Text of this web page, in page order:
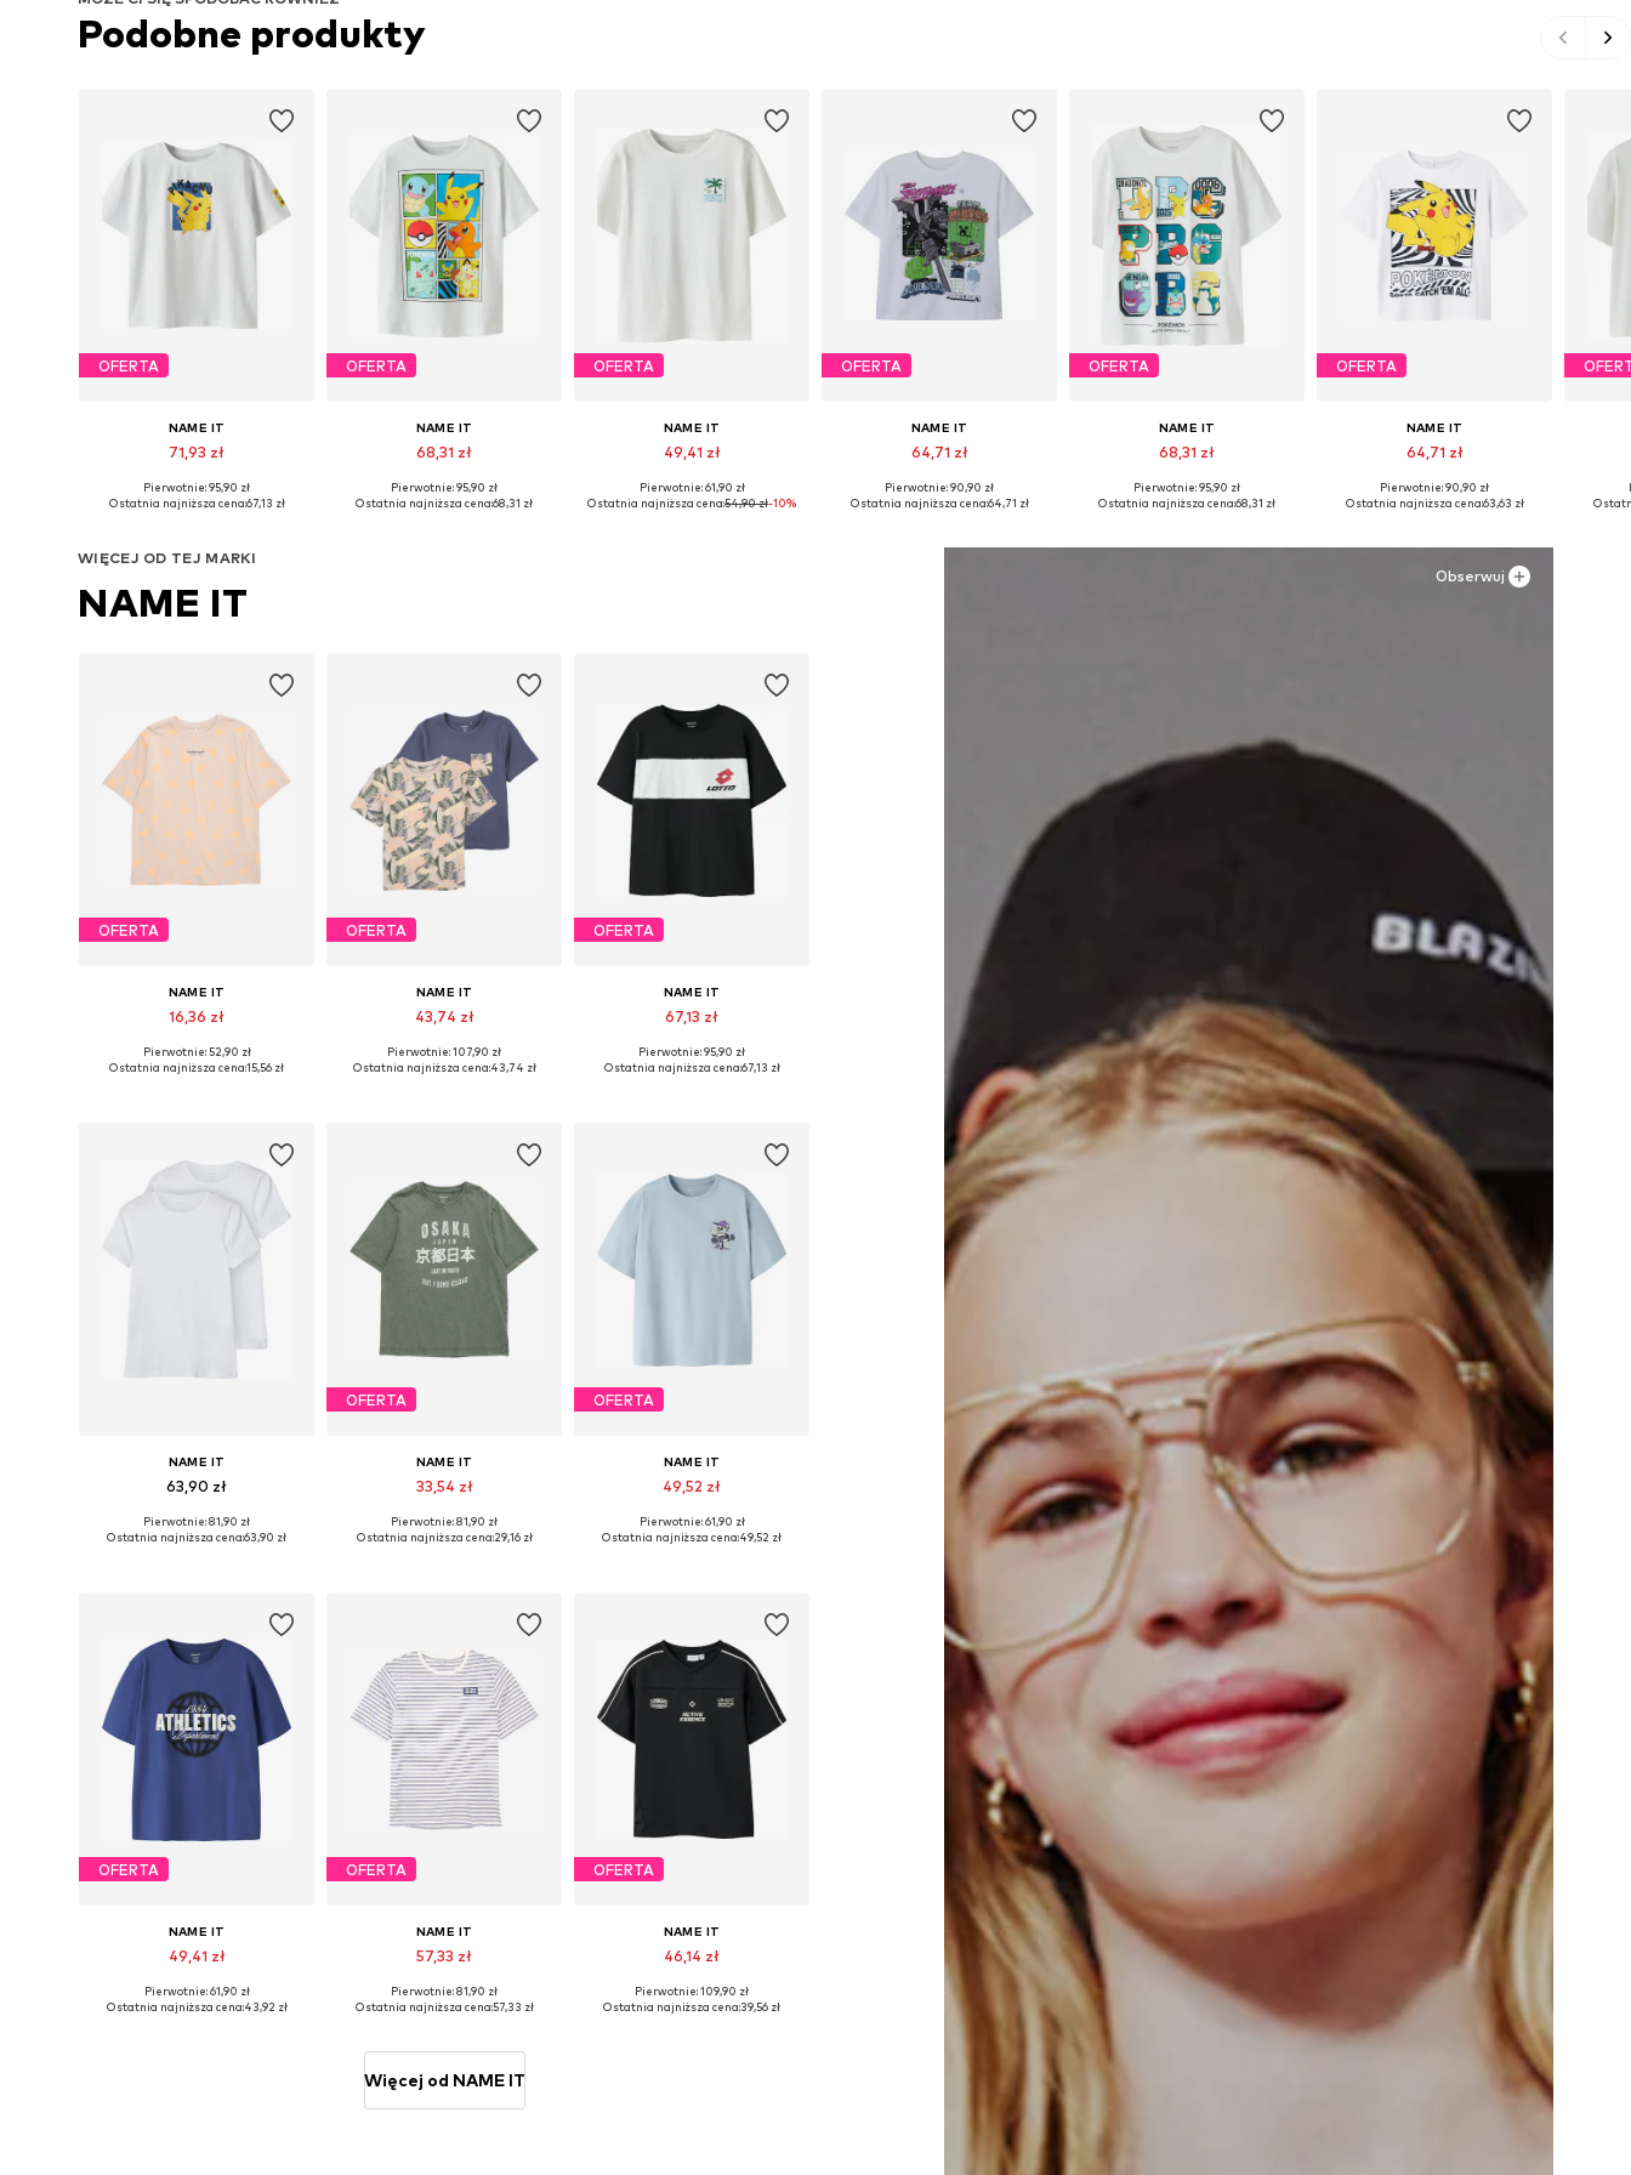
Podobne produkty
OFERTA
NAME IT
71,93 zł
Dostępne w różnych rozmiarach
Pierwotnie: 95,90 zł
Ostatnia najniższa cena:67,13 zł
OFERTA
NAME IT
68,31 zł
Dostępne w różnych rozmiarach
Pierwotnie: 95,90 zł
Ostatnia najniższa cena:68,31 zł
OFERTA
NAME IT
49,41 zł
Pierwotnie: 61,90 zł
Ostatnia najniższa cena:54,90 zł-10%
OFERTA
NAME IT
64,71 zł
Dostępne w różnych rozmiarach
Pierwotnie: 90,90 zł
Ostatnia najniższa cena:64,71 zł
OFERTA
NAME IT
68,31 zł
Dostępne w różnych rozmiarach
Pierwotnie: 95,90 zł
Ostatnia najniższa cena:68,31 zł
OFERTA
NAME IT
64,71 zł
Dostępne w różnych rozmiarach
Pierwotnie: 90,90 zł
Ostatnia najniższa cena:63,63 zł
Obserwuj
WIĘCEJ OD TEJ MARKI
NAME IT
OFERTA
NAME IT
16,36 zł
Pierwotnie: 52,90 zł
Ostatnia najniższa cena:15,56 zł
OFERTA
NAME IT
43,74 zł
Dostępne w różnych rozmiarach
Pierwotnie: 107,90 zł
Ostatnia najniższa cena:43,74 zł
OFERTA
NAME IT
67,13 zł
Dostępne w różnych rozmiarach
Pierwotnie: 95,90 zł
Ostatnia najniższa cena:67,13 zł
NAME IT
63,90 zł
Pierwotnie: 81,90 zł
Ostatnia najniższa cena:63,90 zł
OFERTA
NAME IT
33,54 zł
Pierwotnie: 81,90 zł
Ostatnia najniższa cena:29,16 zł
OFERTA
NAME IT
49,52 zł
Dostępne w różnych rozmiarach
Pierwotnie: 61,90 zł
Ostatnia najniższa cena:49,52 zł
OFERTA
NAME IT
49,41 zł
Pierwotnie: 61,90 zł
Ostatnia najniższa cena:43,92 zł
OFERTA
NAME IT
57,33 zł
Pierwotnie: 81,90 zł
Ostatnia najniższa cena:57,33 zł
OFERTA
NAME IT
46,14 zł
Pierwotnie: 109,90 zł
Ostatnia najniższa cena:39,56 zł
Więcej od NAME IT